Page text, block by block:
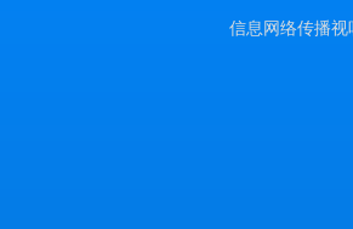
信息网络传播视